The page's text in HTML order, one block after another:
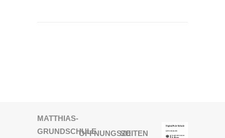
MATTHIAS-
GRUNDSCHULEÖFFNUNGSZEITEN
SO